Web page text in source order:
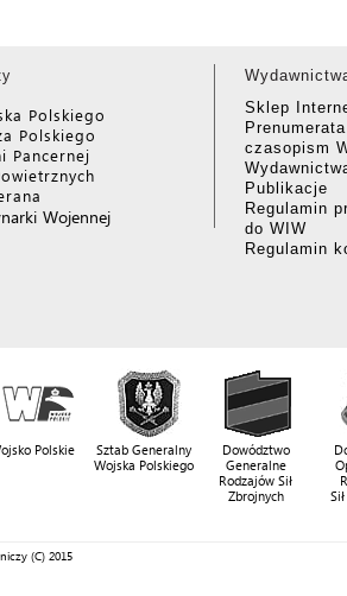
Polskiego
Polskiego
Pancernej
Wojennej
Sklep
czasopism
Publikacje
Regulamin
do WIW
Regulamin
Polskie
Sztab Generalny
Wojska Polskiego
Dowództwo
Generalne
Rodzajów Sił
Zbrojnych
(C) 2015